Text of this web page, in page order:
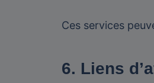
Ces services
6. Liens